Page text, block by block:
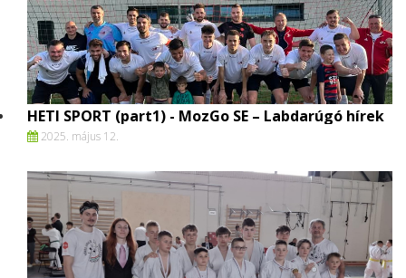
HETI SPORT (part1) - MozGo SE – Labdarúgó hírek
2025. május 12.